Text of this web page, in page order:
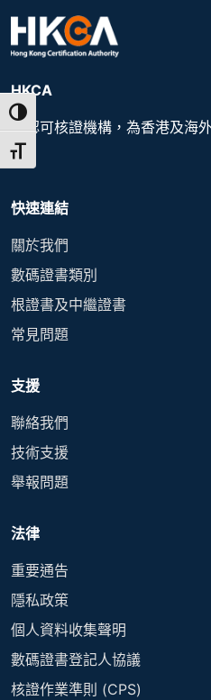
Toggle High Contrast
Toggle Font size
HKCA
受認可核證機構，為香港及海
案
快速連結
關於我們
數碼證書類別
根證書及中繼證書
常見問題
支援
聯絡我們
技術支援
舉報問題
法律
重要通告
隱私政策
個人資料收集聲明
數碼證書登記人協議
核證作業準則 (CPS)